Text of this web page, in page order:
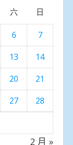
六 日
6
7
13
14
20
21
27
28
2 月 »